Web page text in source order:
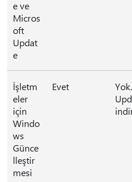
e ve
Micros
oft
Updat
e
İşletm
eler
için
Windo
ws
Günce
lleştir
mesi
Evet